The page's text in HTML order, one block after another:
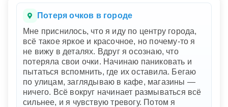
Потеря очков в городе
Мне приснилось, что я иду по центру города,
всё такое яркое и красочное, но почему-то я
не вижу в деталях. Вдруг я осознаю, что
потеряла свои очки. Начинаю паниковать и
пытаться вспомнить, где их оставила. Бегаю
по улицам, заглядываю в кафе, магазины —
ничего. Всё вокруг начинает размываться всё
сильнее, и я чувствую тревогу. Потом я